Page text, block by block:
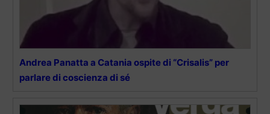
Andrea Panatta a Catania ospite di “Crisalis” per
parlare di coscienza di sé